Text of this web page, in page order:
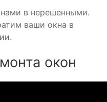
в нерешенными.
ваши окна в
окон